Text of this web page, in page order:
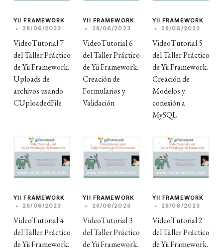
YII FRAMEWORK
•
28/06/2023
VideoTutorial 7
del Taller Práctico
de Yii Framework.
Uploads de
archivos usando
CUploadedFile
YII FRAMEWORK
•
28/06/2023
VideoTutorial 6
del Taller Práctico
de Yii Framework.
Creación de
Formularios y
Validación
YII FRAMEWORK
•
28/06/2023
VideoTutorial 5
del Taller Práctico
de Yii Framework.
Creación de
Modelos y
conexión a
MySQL
YII FRAMEWORK
•
28/06/2023
VideoTutorial 4
del Taller Práctico
de Yii Framework.
YII FRAMEWORK
•
28/06/2023
VideoTutorial 3
del Taller Práctico
de Yii Framework.
YII FRAMEWORK
•
28/06/2023
VideoTutorial 2
del Taller Práctico
de Yii Framework.